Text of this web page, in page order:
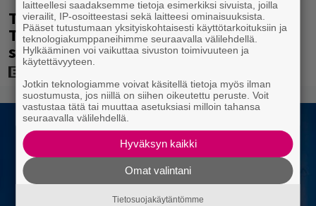
Tänään tv:ssä: Steven Spielbergin ja
Tom Cruisen kaveruus loppui 21 vuotta
sitten – Syynä Cruisen nolo käytös
laitteellesi saadaksemme tietoja esimerkiksi sivuista, joilla
vierailit, IP-osoitteestasi sekä laitteesi ominaisuuksista.
Pääset tutustumaan yksityiskohtaisesti käyttötarkoituksiin ja
teknologiakumppaneihimme seuraavalla välilehdellä.
Hylkääminen voi vaikuttaa sivuston toimivuuteen ja
käytettävyyteen.
Jotkin teknologiamme voivat käsitellä tietoja myös ilman
suostumusta, jos niillä on siihen oikeutettu peruste. Voit
vastustaa tätä tai muuttaa asetuksiasi milloin tahansa
seuraavalla välilehdellä.
Hyväksyn kaikki
Omat valintani
Tietosuojakäytäntömme